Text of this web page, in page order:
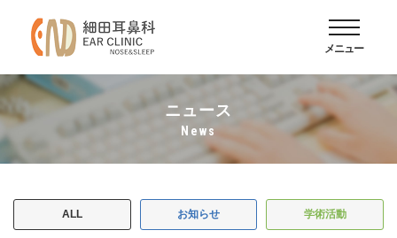
メニュー
ニュース
news
ALL お知らせ 学術活動